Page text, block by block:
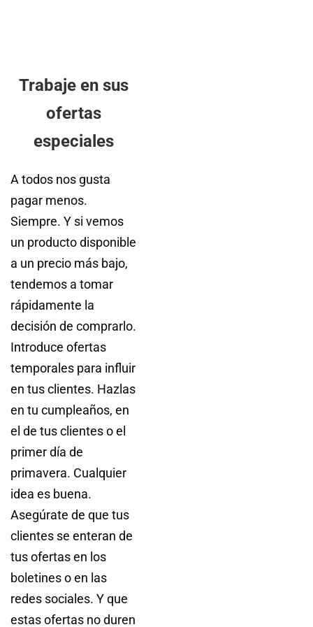
Trabaje en sus
ofertas
especiales
A todos nos gusta
pagar menos.
Siempre. Y si vemos
un producto disponible
a un precio más bajo,
tendemos a tomar
rápidamente la
decisión de comprarlo.
Introduce ofertas
temporales para influir
en tus clientes. Hazlas
en tu cumpleaños, en
el de tus clientes o el
primer día de
primavera. Cualquier
idea es buena.
Asegúrate de que tus
clientes se enteran de
tus ofertas en los
boletines o en las
redes sociales. Y que
estas ofertas no duren